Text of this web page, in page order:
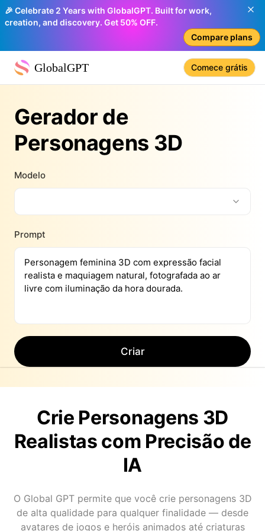
🎉 Celebrate 2 Years with GlobalGPT. Built for work,
creation, and discovery. Get 50% OFF.
Compare plans
GlobalGPT Comece grátis
Gerador de
Personagens 3D
Modelo
Prompt
Criar
Crie Personagens 3D
Realistas com Precisão de
IA
O Global GPT permite que você crie personagens 3D
de alta qualidade para qualquer finalidade — desde
avatares de jogos e heróis animados até criaturas